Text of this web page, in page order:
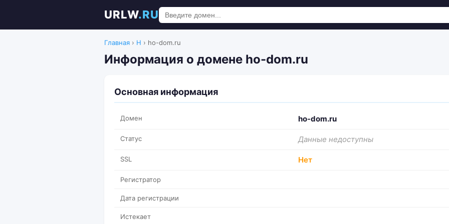
URLW.RU
Главная › H › ho-dom.ru
Информация о домене ho-dom.ru
Основная информация
Домен ho-dom.ru
Статус Данные недоступны
SSL Нет
Регистратор
Дата регистрации
Истекает